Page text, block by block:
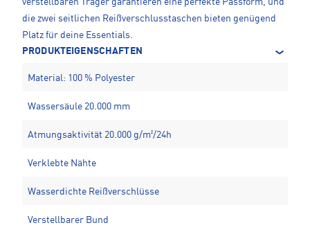
verstellbaren Träger garantieren eine perfekte Passform, und
die zwei seitlichen Reißverschlusstaschen bieten genügend
Platz für deine Essentials.
PRODUKTEIGENSCHAFTEN
Material: 100 % Polyester
Wassersäule 20.000 mm
Atmungsaktivität 20.000 g/m²/24h
Verklebte Nähte
Wasserdichte Reißverschlüsse
Verstellbarer Bund